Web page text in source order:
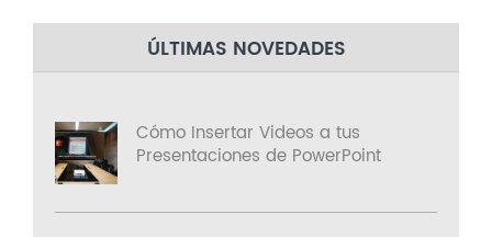
ÚLTIMAS NOVEDADES
Cómo Insertar Videos a tus
Presentaciones de PowerPoint